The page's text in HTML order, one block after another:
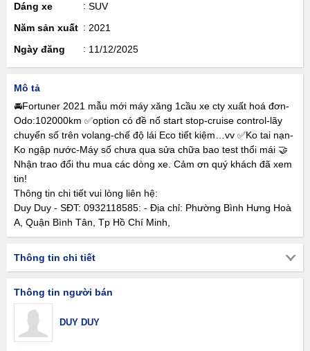
Dáng xe
SUV
Năm sản xuất
2021
Ngày đăng
11/12/2025
Mô tả
🚘Fortuner 2021 mẫu mới máy xăng 1cầu xe cty xuất hoá đơn-
Odo:102000km ✅option có đề nổ start stop-cruise control-lãy
chuyển số trên volang-chế độ lái Eco tiết kiệm…vv ✅Ko tai nạn-
Ko ngập nước-Máy số chưa qua sửa chữa bao test thổi mái 🤝
Nhận trao đổi thu mua các dòng xe. Cảm ơn quý khách đã xem
tin!
Thông tin chi tiết vui lòng liên hệ:
Duy Duy - SĐT: 0932118585: - Địa chỉ: Phường Bình Hưng Hoà
A, Quận Bình Tân, Tp Hồ Chí Minh,
Thông tin chi tiết
Thông tin người bán
DUY DUY